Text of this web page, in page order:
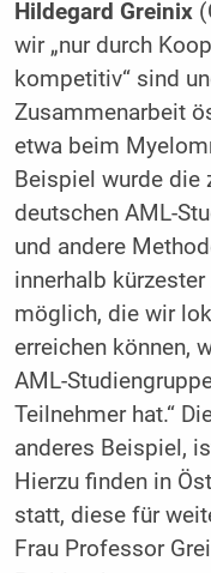
Hildegard Greinix
wir „nur durch
kompetitiv“ sind
Zusammenarbeit
etwa beim
Beispiel wurde die
deutschen AML-
und andere
innerhalb
möglich, die wir
erreichen können,
AML-
Teilnehmer hat.“
anderes Beispiel,
Hierzu finden in
statt, diese für
Frau Professor